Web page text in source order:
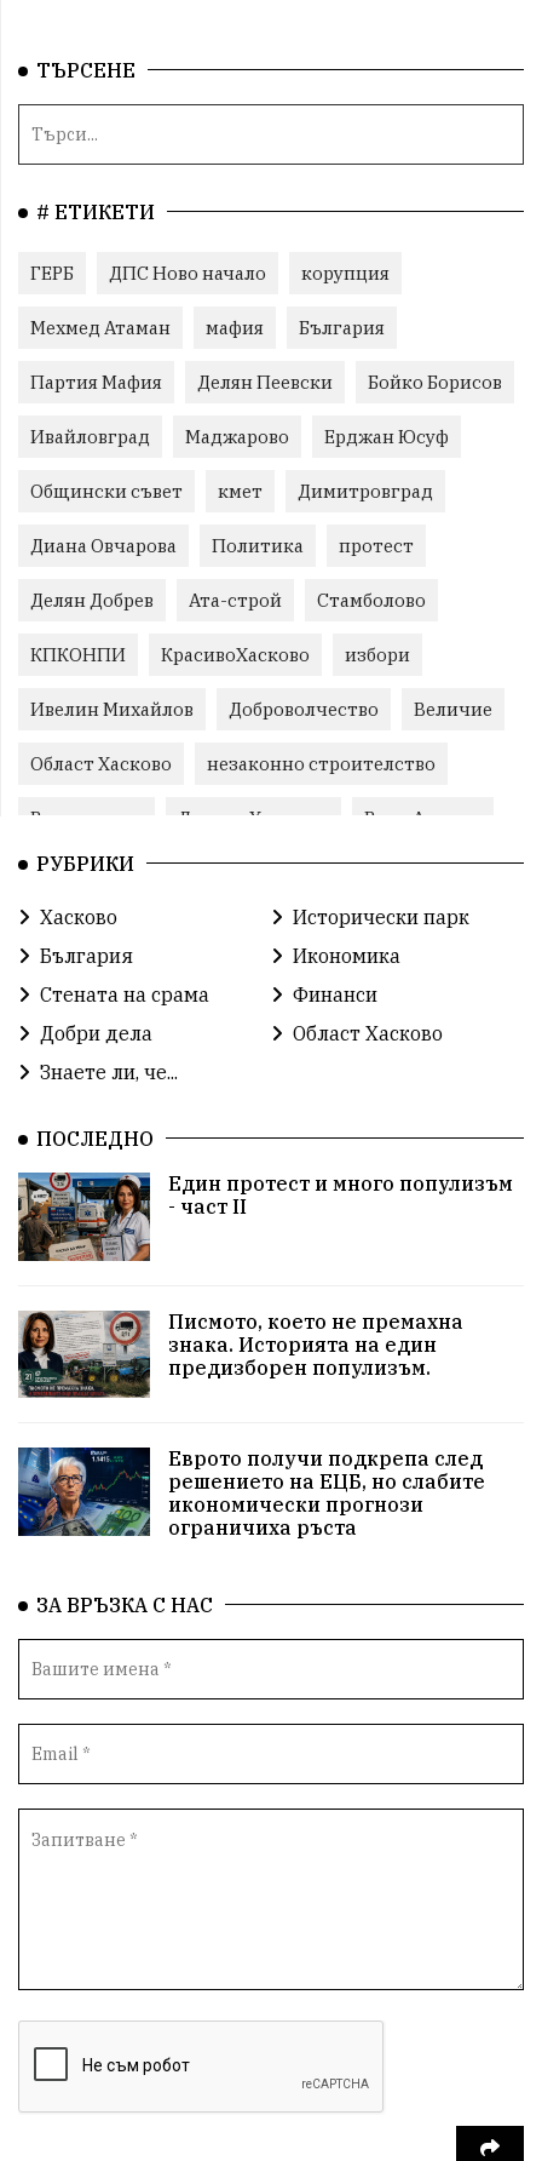
ТЪРСЕНЕ
# ЕТИКЕТИ
ГЕРБ ДПС Ново начало корупция
Мехмед Атаман мафия България
Партия Мафия Делян Пеевски Бойко Борисов
Ивайловград Маджарово Ерджан Юсуф
Общински съвет кмет Димитровград
Диана Овчарова Политика протест
Делян Добрев Ата-строй Стамболово
КПКОНПИ КрасивоХасково избори
Ивелин Михайлов Доброволчество Величие
Област Хасково незаконно строителство
Възраждане Даниел Хаджиев Вила Армира
прокуратура
Прогресивна България природа Иво Димов
злато Прогресивна България
Делчо Пехливанов протест общество
Станислав Дечев Исторически парк
несправедливост бухалки
екология
Хасково добри дела
здравословен живот пенсионери Сметища
ЗаедноМожемПовече Село Динево Акция
РИОСВ МОСВ Държавна Мафия
РУБРИКИ
Хасково
Исторически парк
България
Икономика
Стената на срама
Финанси
Добри дела
Област Хасково
Знаете ли, че...
ПОСЛЕДНО
Един протест и много популизъм
- част II
Писмото, което не премахна
знака. Историята на един
предизборен популизъм.
Еврото получи подкрепа след
решението на ЕЦБ, но слабите
икономически прогнози
ограничиха ръста
ЗА ВРЪЗКА С НАС